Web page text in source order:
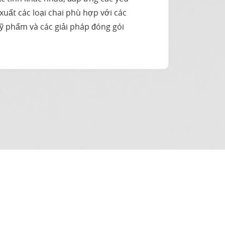
các loại chai phù hợp với các
và các giải pháp đóng gói